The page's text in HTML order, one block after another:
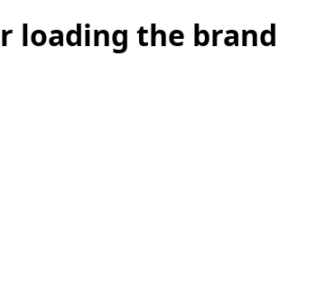
loading the brand